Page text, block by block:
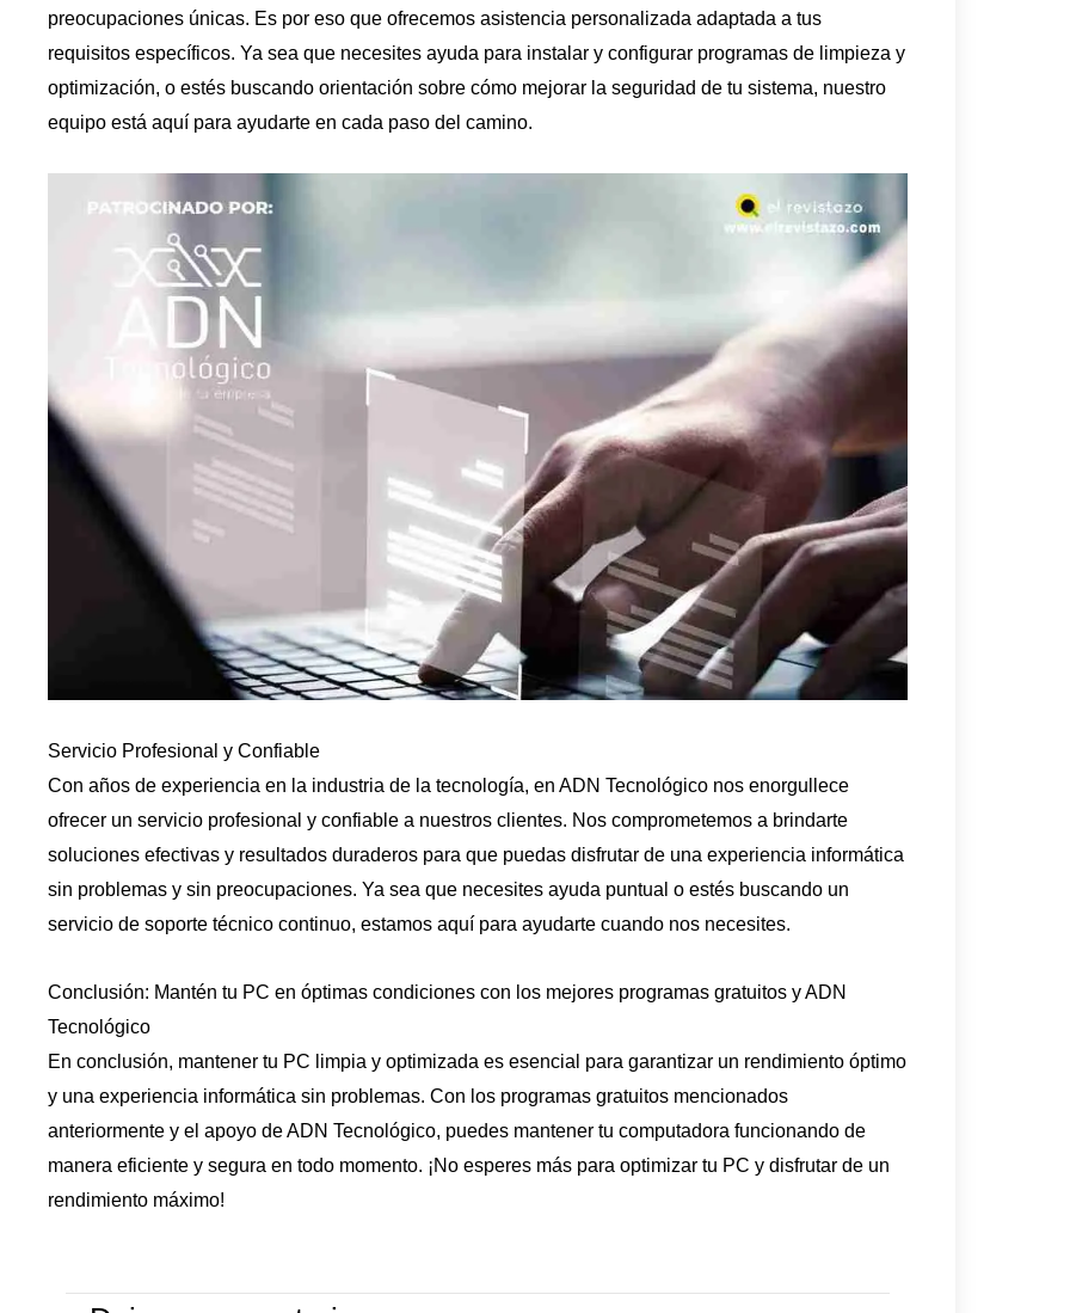
preocupaciones únicas. Es por eso que ofrecemos asistencia personalizada adaptada a tus
requisitos específicos. Ya sea que necesites ayuda para instalar y configurar programas de limpieza y
optimización, o estés buscando orientación sobre cómo mejorar la seguridad de tu sistema, nuestro
equipo está aquí para ayudarte en cada paso del camino.
Servicio Profesional y Confiable
Con años de experiencia en la industria de la tecnología, en ADN Tecnológico nos enorgullece
ofrecer un servicio profesional y confiable a nuestros clientes. Nos comprometemos a brindarte
soluciones efectivas y resultados duraderos para que puedas disfrutar de una experiencia informática
sin problemas y sin preocupaciones. Ya sea que necesites ayuda puntual o estés buscando un
servicio de soporte técnico continuo, estamos aquí para ayudarte cuando nos necesites.
Conclusión: Mantén tu PC en óptimas condiciones con los mejores programas gratuitos y ADN
Tecnológico
En conclusión, mantener tu PC limpia y optimizada es esencial para garantizar un rendimiento óptimo
y una experiencia informática sin problemas. Con los programas gratuitos mencionados
anteriormente y el apoyo de ADN Tecnológico, puedes mantener tu computadora funcionando de
manera eficiente y segura en todo momento. ¡No esperes más para optimizar tu PC y disfrutar de un
rendimiento máximo!